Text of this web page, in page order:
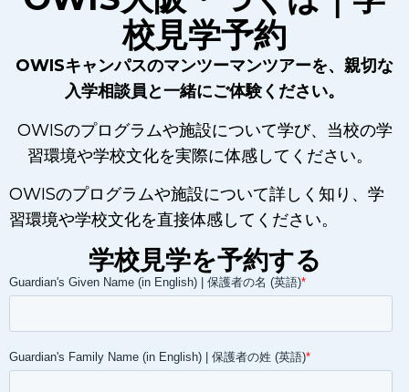
校見学予約
OWISキャンパスのマンツーマンツアーを、親切な
入学相談員と一緒にご体験ください。
OWISのプログラムや施設について学び、当校の学
習環境や学校文化を実際に体感してください。
OWISのプログラムや施設について詳しく知り、学
習環境や学校文化を直接体感してください。
学校見学を予約する